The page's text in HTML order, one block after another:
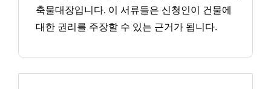
축물대장입니다. 이 서류들은 신청인이 건물에
대한 권리를 주장할 수 있는 근거가 됩니다.